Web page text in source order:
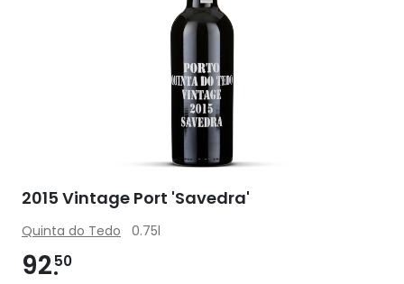
2015 Vintage Port 'Savedra'
Quinta do Tedo 0.75l
9250